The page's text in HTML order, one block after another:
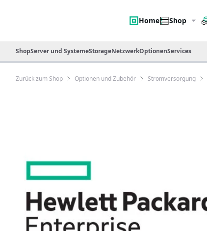
Home Shop
ShopServer und SystemeStorageNetzwerkOptionenServices
Zurück zum Shop Optionen und Zubehör Stromversorgung